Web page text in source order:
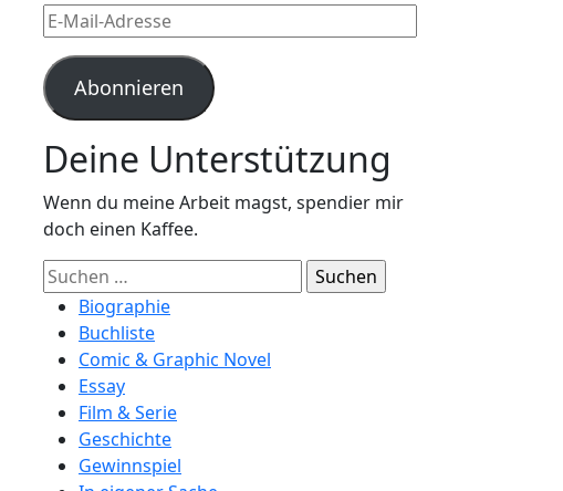
E-
Mail-
Adresse
Abonnieren
Deine Unterstützung
Wenn du meine Arbeit magst, spendier mir
doch einen Kaffee.
Suchen
nach:Biographie
Buchliste
Comic & Graphic Novel
Essay
Film & Serie
Geschichte
Gewinnspiel